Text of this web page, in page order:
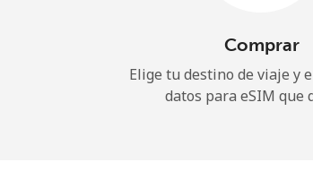
Comprar
Elige tu destino de viaje y
datos para eSIM que